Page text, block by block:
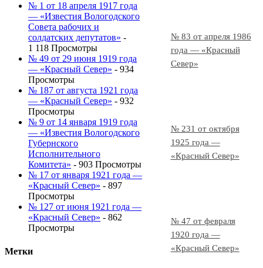
№ 83 от апреля 1986
года — «Красный
Север»
№ 231 от октября
1925 года —
«Красный Север»
№ 47 от февраля
1920 года —
«Красный Север»
№ 1 от 18 апреля 1917 года
— «Известия Вологодского
Совета рабочих и
солдатских депутатов» -
1 118 Просмотры
№ 49 от 29 июня 1919 года
— «Красный Север» - 934
Просмотры
№ 187 от августа 1921 года
— «Красный Север» - 932
Просмотры
№ 9 от 14 января 1919 года
— «Известия Вологодского
Губернского
Исполнительного
Комитета» - 903 Просмотры
№ 17 от января 1921 года —
«Красный Север» - 897
Просмотры
№ 127 от июня 1921 года —
«Красный Север» - 862
Просмотры
Метки